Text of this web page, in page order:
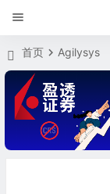
首页 Agilysys